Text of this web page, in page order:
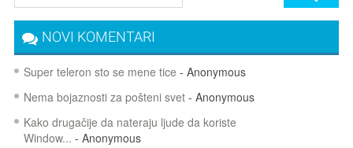
NOVI KOMENTARI
Super teleron sto se mene tice - Anonymous
Nema bojaznosti za pošteni svet- Anonymous
Kako drugačije da nateraju ljude da koriste
Window... - Anonymous